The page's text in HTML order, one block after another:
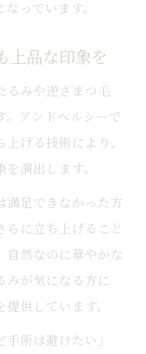
っています。
上品な印象を
るみや逆さまつ毛
。アンドヘルシーで
げる技術により、
演出します。
満足できなかった方
に立ち上げること
自然なのに華やかな
みが気になる方に
供しています。
術は避けたい」